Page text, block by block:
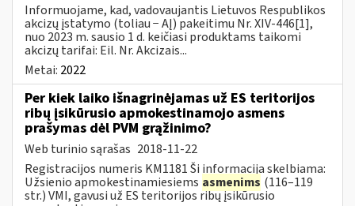
Informuojame, kad, vadovaujantis Lietuvos Respublikos
akcizų įstatymo (toliau − AĮ) pakeitimu Nr. XIV-446[1],
nuo 2023 m. sausio 1 d. keičiasi produktams taikomi
akcizų tarifai: Eil. Nr. Akcizais...
Metai: 2022
Per kiek laiko išnagrinėjamas už ES teritorijos
ribų įsikūrusio apmokestinamojo asmens
prašymas dėl PVM grąžinimo?
Web turinio sąrašas 2018-11-22
Registracijos numeris KM1181 Ši informacija skelbiama:
Užsienio apmokestinamiesiems asmenims (116–119
str.) VMI, gavusi už ES teritorijos ribų įsikūrusio